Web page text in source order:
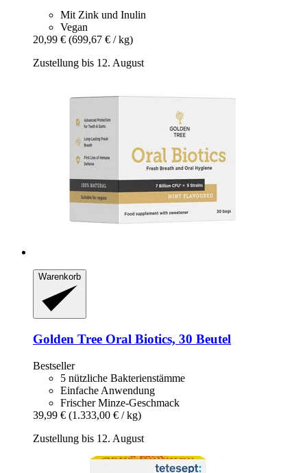
Mit Zink und Inulin
Vegan
20,99 € (699,67 € / kg)
Zustellung bis 12. August
Warenkorb
Golden Tree Oral Biotics, 30 Beutel
Bestseller
5 nützliche Bakterienstämme
Einfache Anwendung
Frischer Minze-Geschmack
39,99 € (1.333,00 € / kg)
Zustellung bis 12. August